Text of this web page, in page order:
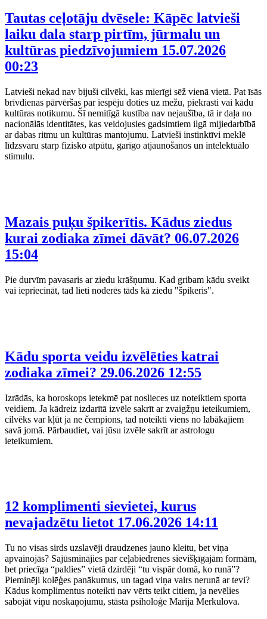
Tautas ceļotāju dvēsele: Kāpēc latvieši
laiku dala starp pirtīm, jūrmalu un
kultūras piedzīvojumiem 15.07.2026
00:23
Latvieši nekad nav bijuši cilvēki, kas mierīgi sēž vienā vietā. Pat īsās
brīvdienas pārvēršas par iespēju doties uz mežu, piekrasti vai kādu
kultūras notikumu. Šī nemitīgā kustība nav nejaušība, tā ir daļa no
nacionālās identitātes, kas veidojusies gadsimtiem ilgā mijiedarbībā
ar dabas ritmu un kultūras mantojumu. Latvieši instinktīvi meklē
līdzsvaru starp fizisko atpūtu, garīgo atjaunošanos un intelektuālo
stimulu.
Mazais puķu špikerītis. Kādus ziedus
kurai zodiaka zīmei dāvāt? 06.07.2026
15:04
Pie durvīm pavasaris ar ziedu krāšņumu. Kad gribam kādu sveikt
vai iepriecināt, tad lieti noderēs tāds kā ziedu "špikeris".
Kādu sporta veidu izvēlēties katrai
zodiaka zīmei? 29.06.2026 12:55
Izrādās, ka horoskops ietekmē pat noslieces uz noteiktiem sporta
veidiem. Ja kādreiz izdarītā izvēle sakrīt ar zvaigžņu ieteikumiem,
cilvēks var kļūt ja ne čempions, tad noteikti viens no labākajiem
savā jomā. Pārbaudiet, vai jūsu izvēle sakrīt ar astrologu
ieteikumiem.
12 komplimenti sievietei, kurus
nevajadzētu lietot 17.06.2026 14:11
Tu no visas sirds uzslavēji draudzenes jauno kleitu, bet viņa
apvainojās? Sajūsminājies par ceļabiedrenes sievišķīgajām formām,
bet priecīga “paldies” vietā dzirdēji “tu vispār domā, ko runā”?
Pieminēji kolēģes panākumus, un tagad viņa vairs nerunā ar tevi?
Kādus komplimentus noteikti nav vērts teikt citiem, ja nevēlies
sabojāt viņu noskaņojumu, stāsta psiholoģe Marija Merkulova.